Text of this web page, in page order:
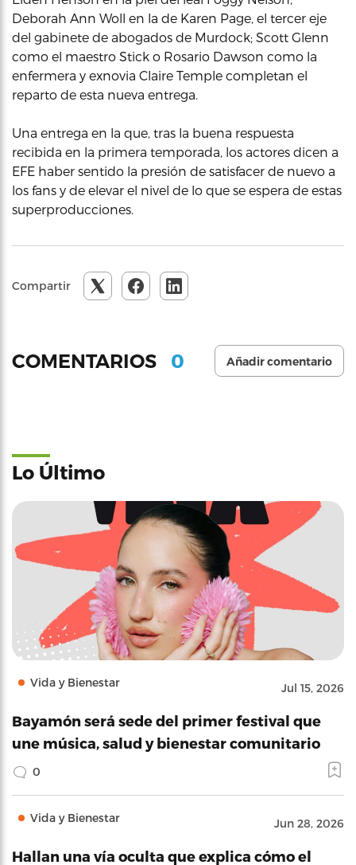
Deborah Ann Woll en la de Karen Page, el tercer eje
del gabinete de abogados de Murdock; Scott Glenn
como el maestro Stick o Rosario Dawson como la
enfermera y exnovia Claire Temple completan el
reparto de esta nueva entrega.
Una entrega en la que, tras la buena respuesta
recibida en la primera temporada, los actores dicen a
EFE haber sentido la presión de satisfacer de nuevo a
los fans y de elevar el nivel de lo que se espera de estas
superproducciones.
Compartir
COMENTARIOS 0 Añadir comentario
Lo Último
Vida y Bienestar Jul 15, 2026
Bayamón será sede del primer festival que
une música, salud y bienestar comunitario
0
Vida y Bienestar Jun 28, 2026
Hallan una vía oculta que explica cómo el